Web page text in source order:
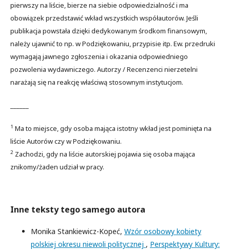
pierwszy na liście, bierze na siebie odpowiedzialność i ma
obowiązek przedstawić wkład wszystkich współautorów. Jeśli
publikacja powstała dzięki dedykowanym środkom finansowym,
należy ujawnić to np. w Podziękowaniu, przypisie itp. Ew. przedruki
wymagają jawnego zgłoszenia i okazania odpowiedniego
pozwolenia wydawniczego. Autorzy / Recenzenci nierzetelni
narażają się na reakcję właściwą stosownym instytucjom.
1 Ma to miejsce, gdy osoba mająca istotny wkład jest pominięta na
liście Autorów czy w Podziękowaniu.
2 Zachodzi, gdy na liście autorskiej pojawia się osoba mająca
znikomy/żaden udział w pracy.
Inne teksty tego samego autora
Monika Stankiewicz-Kopeć, Wzór osobowy kobiety
polskiej okresu niewoli politycznej , Perspektywy Kultury: